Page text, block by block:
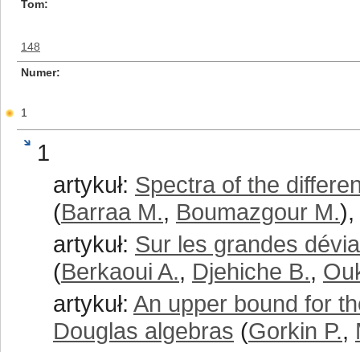
Tom
148
Numer
1
1
artykuł: Spectra of the
(Barraa M., Boumazgour M.),
artykuł: Sur les grandes
(Berkaoui A., Djehiche B.,
artykuł: An upper bound for
Douglas algebras (Gorkin P.,